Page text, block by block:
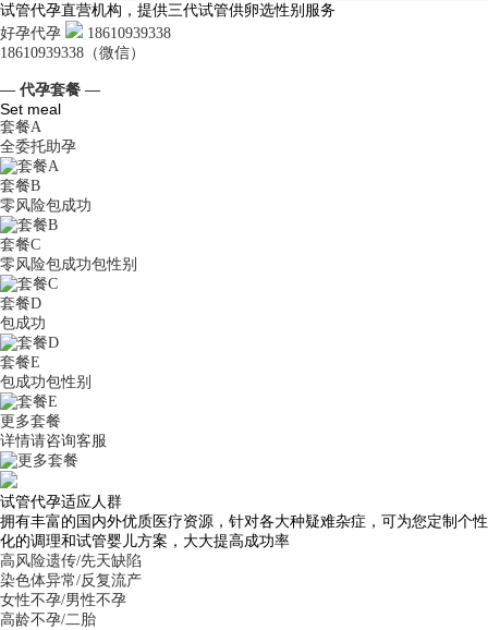
试管代孕直营机构，提供三代试管供卵选性别服务
好孕代孕
18610939338
18610939338（微信）
— 代孕套餐 —
Set meal
套餐A
全委托助孕
套餐B
零风险包成功
套餐C
零风险包成功包性别
套餐D
包成功
套餐E
包成功包性别
更多套餐
详情请咨询客服
试管代孕适应人群
拥有丰富的国内外优质医疗资源，针对各大种疑难杂症，可为您定制个性
化的调理和试管婴儿方案，大大提高成功率
高风险遗传/先天缺陷
染色体异常/反复流产
女性不孕/男性不孕
高龄不孕/二胎